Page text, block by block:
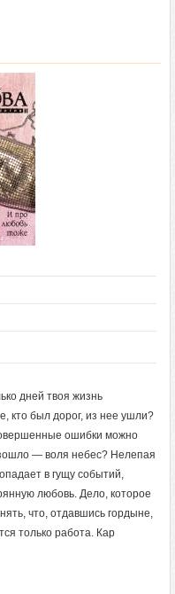
дней твоя жизнь
кто был дорог, из нее ушли?
ошибки можно
— воля небес? Нелепая
в гущу событий,
любовь. Дело, которое
что, отдавшись гордыне,
только работа. Кар